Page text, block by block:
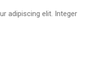
adipiscing elit. Integer